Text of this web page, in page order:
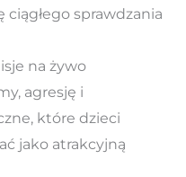
sprawdzania
na żywo
agresję i
które dzieci
jako atrakcyjną